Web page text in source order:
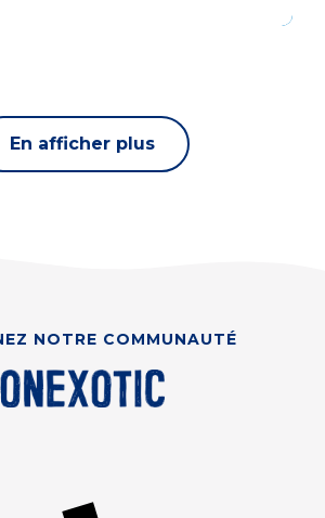
En afficher plus
NOTRE COMMUNAUTÉ